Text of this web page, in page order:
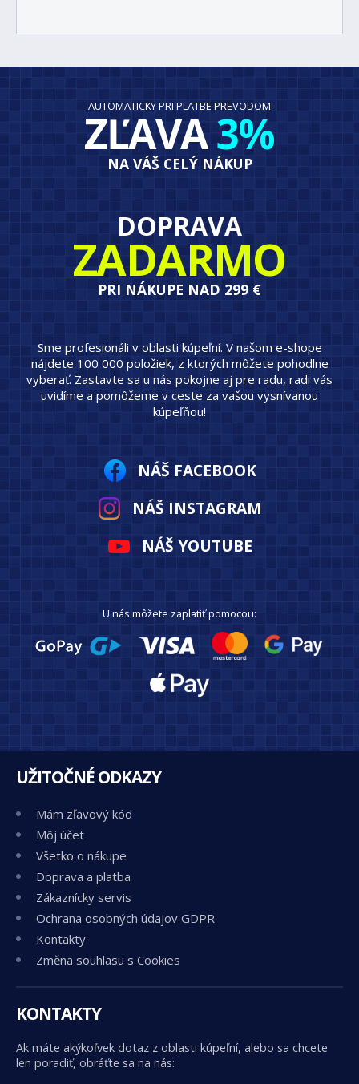
AUTOMATICKY PRI PLATBE PREVODOM
ZĽAVA3%
NA VÁŠ CELÝ NÁKUP
DOPRAVA
ZADARMO
PRI NÁKUPE NAD 299 €
Sme profesionáli v oblasti kúpeľní. V našom e-shope
nájdete 100 000 položiek, z ktorých môžete pohodlne
vyberať. Zastavte sa u nás pokojne aj pre radu, radi vás
uvidíme a pomôžeme v ceste za vašou vysnívanou
kúpeľňou!
NÁŠ FACEBOOK
NÁŠ INSTAGRAM
NÁŠ YOUTUBE
U nás môžete zaplatiť pomocou:
UŽITOČNÉ ODKAZY
Mám zľavový kód
Môj účet
Všetko o nákupe
Doprava a platba
Zákaznícky servis
Ochrana osobných údajov GDPR
Kontakty
Změna souhlasu s Cookies
KONTAKTY
Ak máte akýkoľvek dotaz z oblasti kúpeľní, alebo sa chcete
len poradiť, obráťte sa na nás: